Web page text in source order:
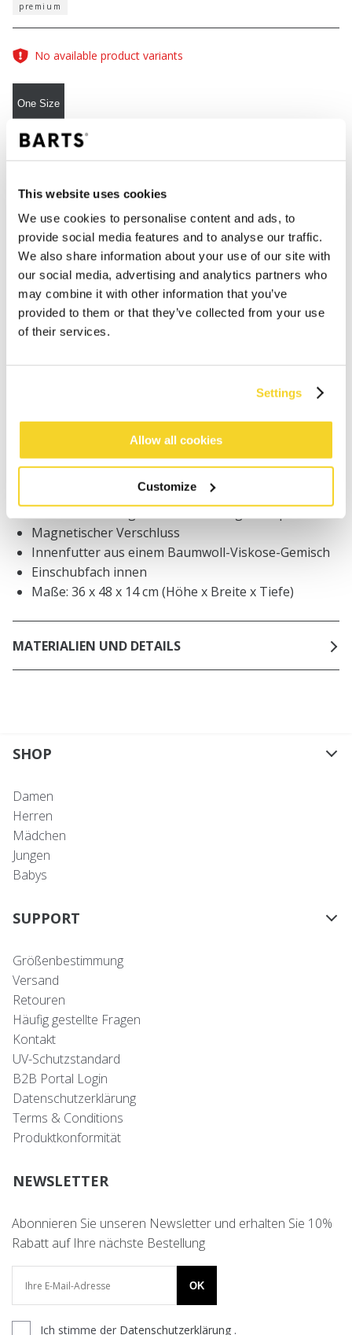
This website uses cookies
We use cookies to personalise content and ads, to
provide social media features and to analyse our traffic.
We also share information about your use of our site with
our social media, advertising and analytics partners who
may combine it with other information that you’ve
provided to them or that they’ve collected from your use
of their services.
Settings
Allow all cookies
Customize
premium
No available product variants
One Size
FARBEhot pink
IN DEN WARENKORB
Bestellungen, die vor 12 Uhr MEZ (Montag bis
Freitag) bei uns eingehen, werden noch am selben
Tag versandt
innerhalb Deutschland
BESCHREIBUNG
Große Einkaufstasche
Magnetischer Verschluss
Innenfutter aus einem Baumwoll-Viskose-Gemisch
Einschubfach innen
Maße: 36 x 48 x 14 cm (Höhe x Breite x Tiefe)
MATERIALIEN UND DETAILS
SHOP
Damen
Herren
Mädchen
Jungen
Babys
SUPPORT
Größenbestimmung
Versand
Retouren
Häufig gestellte Fragen
Kontakt
UV-Schutzstandard
B2B Portal Login
Datenschutzerklärung
Terms & Conditions
Produktkonformität
NEWSLETTER
Abonnieren Sie unseren Newsletter und erhalten Sie 10%
Rabatt auf Ihre nächste Bestellung
OK
Ich stimme der Datenschutzerklärung .